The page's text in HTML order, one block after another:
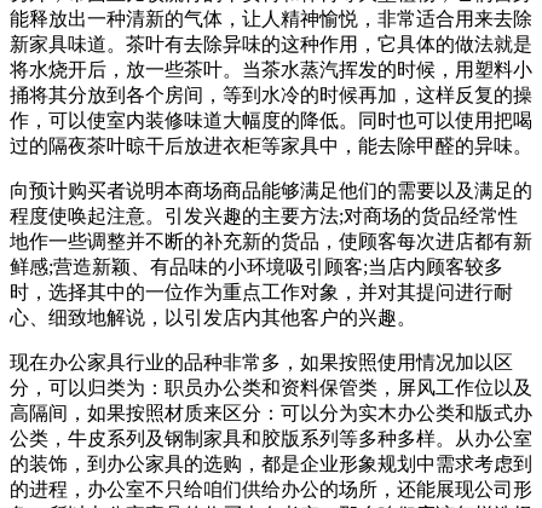
能释放出一种清新的气体，让人精神愉悦，非常适合用来去除
新家具味道。茶叶有去除异味的这种作用，它具体的做法就是
将水烧开后，放一些茶叶。当茶水蒸汽挥发的时候，用塑料小
捅将其分放到各个房间，等到水冷的时候再加，这样反复的操
作，可以使室内装修味道大幅度的降低。同时也可以使用把喝
过的隔夜茶叶晾干后放进衣柜等家具中，能去除甲醛的异味。
向预计购买者说明本商场商品能够满足他们的需要以及满足的
程度使唤起注意。引发兴趣的主要方法;对商场的货品经常性
地作一些调整并不断的补充新的货品，使顾客每次进店都有新
鲜感;营造新颖、有品味的小环境吸引顾客;当店内顾客较多
时，选择其中的一位作为重点工作对象，并对其提问进行耐
心、细致地解说，以引发店内其他客户的兴趣。
现在办公家具行业的品种非常多，如果按照使用情况加以区
分，可以归类为：职员办公类和资料保管类，屏风工作位以及
高隔间，如果按照材质来区分：可以分为实木办公类和版式办
公类，牛皮系列及钢制家具和胶版系列等多种多样。从办公室
的装饰，到办公家具的选购，都是企业形象规划中需求考虑到
的进程，办公室不只给咱们供给办公的场所，还能展现公司形